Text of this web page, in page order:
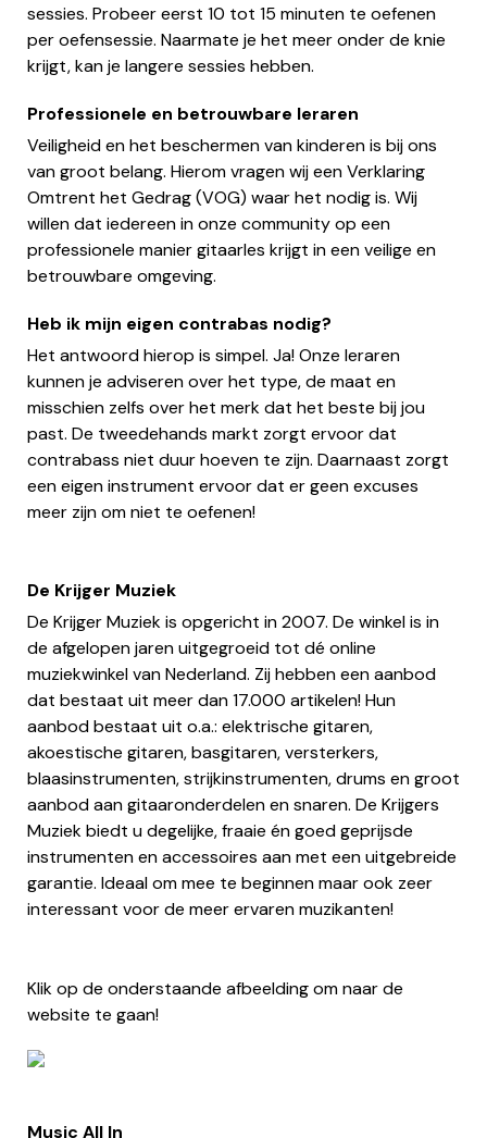
sessies. Probeer eerst 10 tot 15 minuten te oefenen
per oefensessie. Naarmate je het meer onder de knie
krijgt, kan je langere sessies hebben.
Professionele en betrouwbare leraren
Veiligheid en het beschermen van kinderen is bij ons
van groot belang. Hierom vragen wij een Verklaring
Omtrent het Gedrag (VOG) waar het nodig is. Wij
willen dat iedereen in onze community op een
professionele manier gitaarles krijgt in een veilige en
betrouwbare omgeving.
Heb ik mijn eigen contrabas nodig?
Het antwoord hierop is simpel. Ja! Onze leraren
kunnen je adviseren over het type, de maat en
misschien zelfs over het merk dat het beste bij jou
past. De tweedehands markt zorgt ervoor dat
contrabass niet duur hoeven te zijn. Daarnaast zorgt
een eigen instrument ervoor dat er geen excuses
meer zijn om niet te oefenen!
De Krijger Muziek
De Krijger Muziek is opgericht in 2007. De winkel is in
de afgelopen jaren uitgegroeid tot dé online
muziekwinkel van Nederland. Zij hebben een aanbod
dat bestaat uit meer dan 17.000 artikelen! Hun
aanbod bestaat uit o.a.: elektrische gitaren,
akoestische gitaren, basgitaren, versterkers,
blaasinstrumenten, strijkinstrumenten, drums en groot
aanbod aan gitaaronderdelen en snaren. De Krijgers
Muziek biedt u degelijke, fraaie én goed geprijsde
instrumenten en accessoires aan met een uitgebreide
garantie. Ideaal om mee te beginnen maar ook zeer
interessant voor de meer ervaren muzikanten!
Klik op de onderstaande afbeelding om naar de
website te gaan!
Music All In